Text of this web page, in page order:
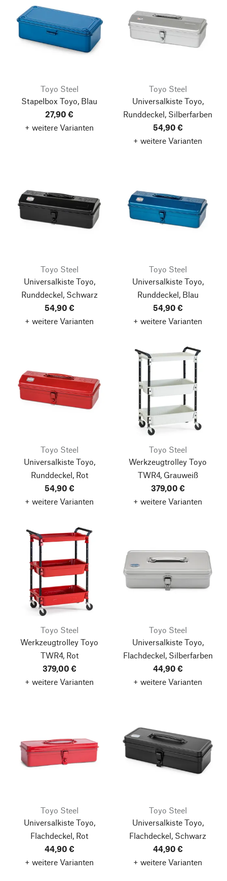
Toyo Steel
Stapelbox Toyo, Blau
27,90 €
+ weitere Varianten
Toyo Steel
Universalkiste Toyo,
Runddeckel, Silberfarben
54,90 €
+ weitere Varianten
Toyo Steel
Universalkiste Toyo,
Runddeckel, Schwarz
54,90 €
+ weitere Varianten
Toyo Steel
Universalkiste Toyo,
Runddeckel, Blau
54,90 €
+ weitere Varianten
Toyo Steel
Universalkiste Toyo,
Runddeckel, Rot
54,90 €
+ weitere Varianten
Toyo Steel
Werkzeugtrolley Toyo
TWR4, Grauweiß
379,00 €
+ weitere Varianten
Toyo Steel
Werkzeugtrolley Toyo
TWR4, Rot
379,00 €
+ weitere Varianten
Toyo Steel
Universalkiste Toyo,
Flachdeckel, Silberfarben
44,90 €
+ weitere Varianten
Toyo Steel
Universalkiste Toyo,
Flachdeckel, Rot
44,90 €
+ weitere Varianten
Toyo Steel
Universalkiste Toyo,
Flachdeckel, Schwarz
44,90 €
+ weitere Varianten